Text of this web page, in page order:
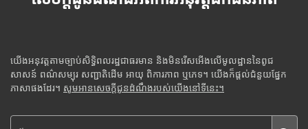
យើងអនុវត្តតាមច្បាប់សិទ្ធិពលរដ្ឋជាធរមាន និងមិនរើសអើងលើមូលដ្ឋាននៃពូជ
សាសន៍ ពណ៌សម្បុរ សញ្ជាតិដើម អាយុ ពិការភាព ឬភេទ។ យើងក៏ផ្តល់ជំនួយផ្នែក
ភាសាផងដែរ។ សូមអានសេចក្តីជូនដំណឹងរបស់យើងនៅទីនេះ។